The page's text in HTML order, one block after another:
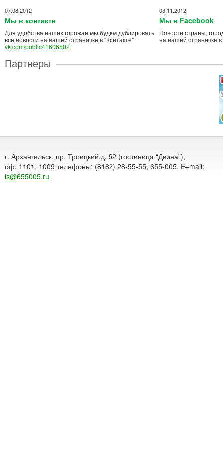
07.08.2012
Мы в контакте
Для удобства наших горожан мы будем дублировать
все новости на нашей страничке в "Контакте"
vk.com/public41606502
03.11.2012
Мы в Facebook
Новости страны,
на нашей страничке в
Партнеры
г. Архангельск, пр. Троицкий,д. 52 (гостиница “Двина”),
оф. 1101, 1009 телефоны: (8182) 28-55-55, 655-005. E–mail:
is@655005.ru